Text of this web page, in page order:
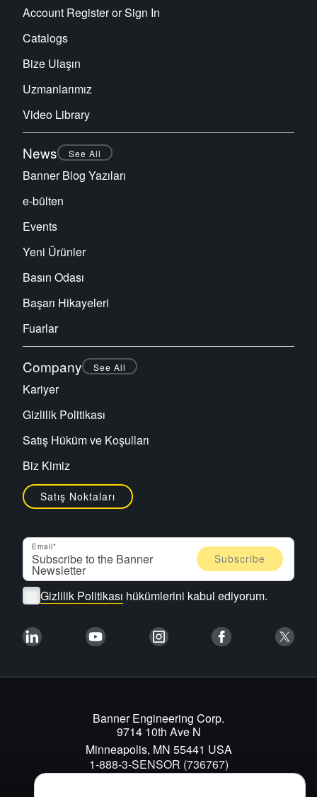
Account Register or Sign In
Catalogs
Bize Ulaşın
Uzmanlarımız
Video Library
News See All
Banner Blog Yazıları
e-bülten
Events
Yeni Ürünler
Basın Odası
Başarı Hikayeleri
Fuarlar
Company See All
Kariyer
Gizlilik Politikası
Satış Hüküm ve Koşulları
Biz Kimiz
Satış Noktaları
Email
Gizlilik Politikası hükümlerini kabul ediyorum.
Banner Engineering Corp.
9714 10th Ave N
Minneapolis, MN 55441 USA
1-888-3-SENSOR (736767)